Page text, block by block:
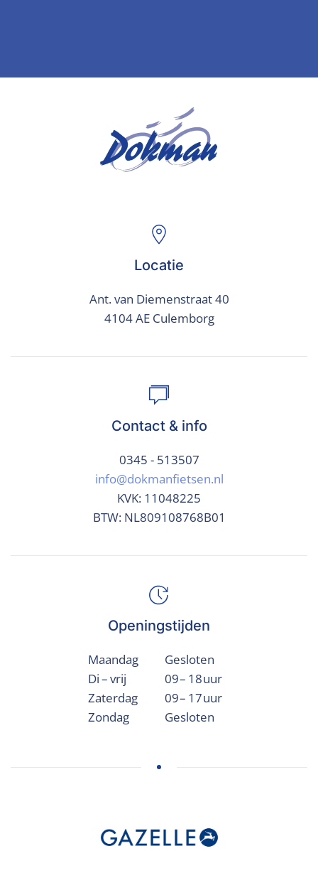
Locatie
Ant. van Diemenstraat 40
4104 AE Culemborg
Contact & info
0345 - 513507
info@dokmanfietsen.nl
KVK: 11048225
BTW: NL809108768B01
Openingstijden
Maandag
Gesloten
Di – vrij
09 – 18 uur
Zaterdag
09 – 17 uur
Zondag
Gesloten